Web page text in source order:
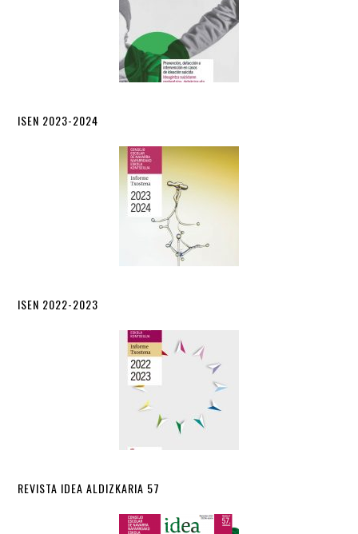
ISEN 2023-2024
ISEN 2022-2023
REVISTA IDEA ALDIZKARIA 57